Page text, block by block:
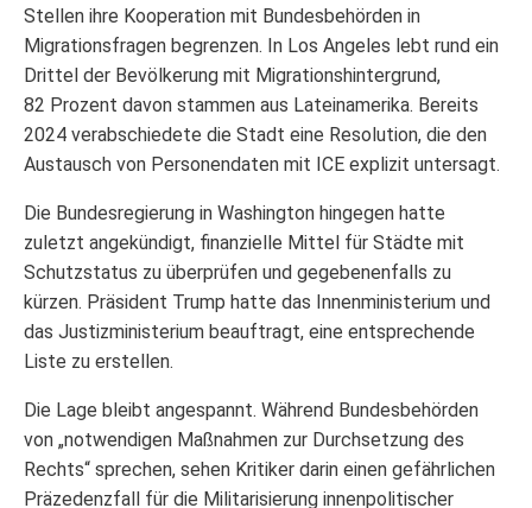
Stellen ihre Kooperation mit Bundesbehörden in
Migrationsfragen begrenzen. In Los Angeles lebt rund ein
Drittel der Bevölkerung mit Migrationshintergrund,
82 Prozent davon stammen aus Lateinamerika. Bereits
2024 verabschiedete die Stadt eine Resolution, die den
Austausch von Personendaten mit ICE explizit untersagt.
Die Bundesregierung in Washington hingegen hatte
zuletzt angekündigt, finanzielle Mittel für Städte mit
Schutzstatus zu überprüfen und gegebenenfalls zu
kürzen. Präsident Trump hatte das Innenministerium und
das Justizministerium beauftragt, eine entsprechende
Liste zu erstellen.
Die Lage bleibt angespannt. Während Bundesbehörden
von „notwendigen Maßnahmen zur Durchsetzung des
Rechts“ sprechen, sehen Kritiker darin einen gefährlichen
Präzedenzfall für die Militarisierung innenpolitischer